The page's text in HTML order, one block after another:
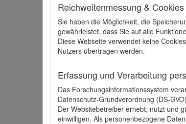
Reichweitenmessung & Cookies
Sie haben die Möglichkeit, die
gewährleistet, dass Sie auf alle
Diese Webseite verwendet keine
Nutzers übertragen werden.
Erfassung und Verarbeitung
Das Forschungsinformationssystem
Datenschutz-Grundverordnung (DS-
Der Websitebetreiber erhebt, nutzt und
einwilligen. Als personenbezogene